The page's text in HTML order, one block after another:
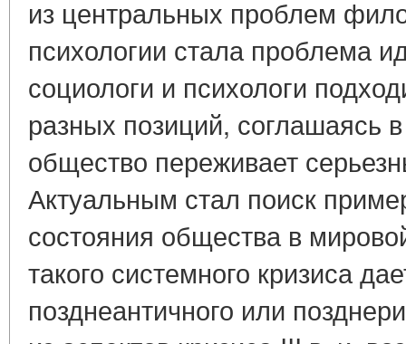
из центральных проблем
психологии стала проблема
социологи и психологи
разных позиций, соглашаясь
общество переживает
Актуальным стал поиск
состояния общества в
такого системного кризиса
позднеантичного или